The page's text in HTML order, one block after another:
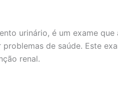
urinário, é um exame
de saúde. Este
renal.